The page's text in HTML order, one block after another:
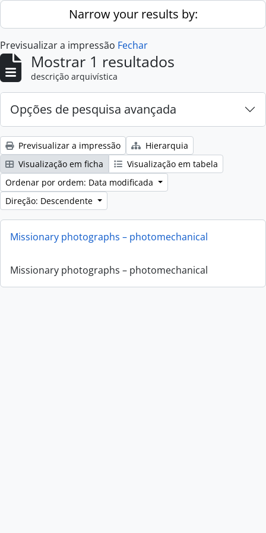
Skip to main contentNarrow your results by:
Previsualizar a impressão Fechar
Mostrar 1 resultados
descrição arquivística
Opções de pesquisa avançada
Previsualizar a impressão
Hierarquia
Visualização em ficha
Visualização em tabela
Ordenar por ordem: Data modificada
Direção: Descendente
Missionary photographs – photomechanical
Missionary photographs – photomechanical